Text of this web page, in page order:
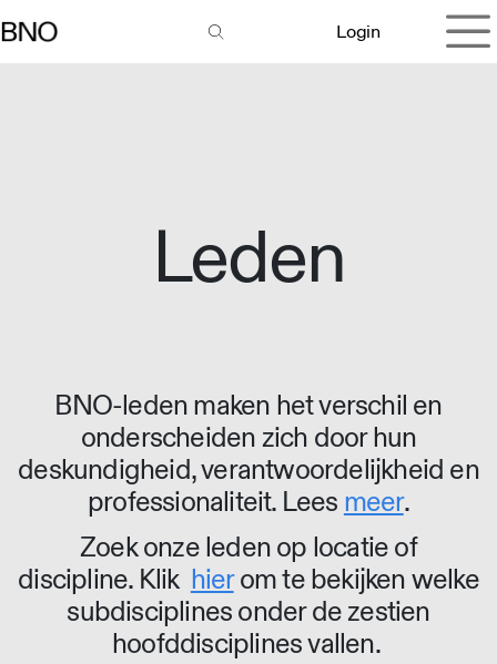
Login
Leden
BNO-leden maken het verschil en
onderscheiden zich door hun
deskundigheid, verantwoordelijkheid en
professionaliteit. Lees meer.
Zoek onze leden op locatie of
discipline. Klik hierom te bekijken welke
subdisciplines onder de zestien
hoofddisciplines vallen.